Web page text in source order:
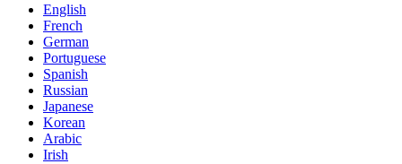
English
French
German
Portuguese
Spanish
Russian
Japanese
Korean
Arabic
Irish